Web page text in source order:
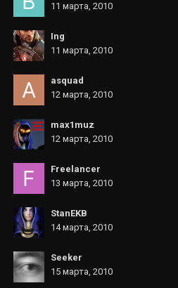
11 марта, 2010
Ing
11 марта, 2010
asquad
12 марта, 2010
max1muz
12 марта, 2010
Freelancer
13 марта, 2010
StanEKB
14 марта, 2010
Seeker
15 марта, 2010